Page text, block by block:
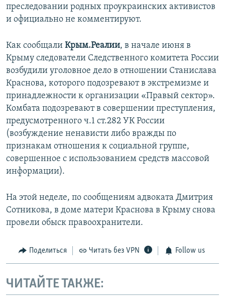
преследовании родных проукраинских активистов
и официально не комментируют.
Как сообщали Крым.Реалии, в начале июня в
Крыму следователи Следственного комитета России
возбудили уголовное дело в отношении Станислава
Краснова, которого подозревают в экстремизме и
принадлежности к организации «Правый сектор».
Комбата подозревают в совершении преступления,
предусмотренного ч.1 ст.282 УК России
(возбуждение ненависти либо вражды по
признакам отношения к социальной группе,
совершенное с использованием средств массовой
информации).
На этой неделе, по сообщениям адвоката Дмитрия
Сотникова, в доме матери Краснова в Крыму снова
провели обыск правоохранители.
Поделиться Читать без VPN Follow us
ЧИТАЙТЕ ТАКЖЕ: